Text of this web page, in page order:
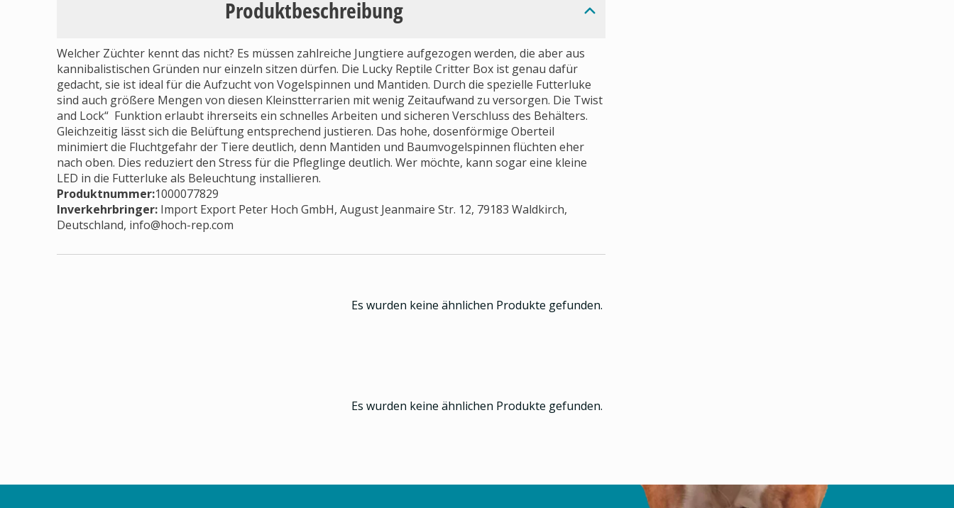
Produktbeschreibung
Welcher Züchter kennt das nicht? Es müssen zahlreiche Jungtiere aufgezogen werden, die aber aus
kannibalistischen Gründen nur einzeln sitzen dürfen. Die Lucky Reptile Critter Box ist genau dafür
gedacht, sie ist ideal für die Aufzucht von Vogelspinnen und Mantiden. Durch die spezielle Futterluke
sind auch größere Mengen von diesen Kleinstterrarien mit wenig Zeitaufwand zu versorgen. Die Twist
and Lock“  Funktion erlaubt ihrerseits ein schnelles Arbeiten und sicheren Verschluss des Behälters.
Gleichzeitig lässt sich die Belüftung entsprechend justieren. Das hohe, dosenförmige Oberteil
minimiert die Fluchtgefahr der Tiere deutlich, denn Mantiden und Baumvogelspinnen flüchten eher
nach oben. Dies reduziert den Stress für die Pfleglinge deutlich. Wer möchte, kann sogar eine kleine
LED in die Futterluke als Beleuchtung installieren.
Produktnummer:1000077829
Inverkehrbringer: Import Export Peter Hoch GmbH, August Jeanmaire Str. 12, 79183 Waldkirch,
Deutschland, info@hoch-rep.com
Es wurden keine ähnlichen Produkte gefunden.
Es wurden keine ähnlichen Produkte gefunden.